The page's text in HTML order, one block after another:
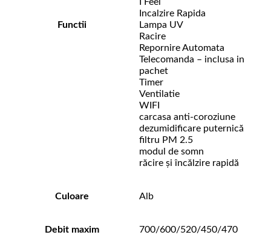
Functii
Incalzire Rapida
Lampa UV
Racire
Repornire Automata
Telecomanda – inclusa in
pachet
Timer
Ventilatie
WIFI
carcasa anti-coroziune
dezumidificare puternică
filtru PM 2.5
modul de somn
răcire și încălzire rapidă
Culoare Alb
Debit maxim 700/600/520/450/470